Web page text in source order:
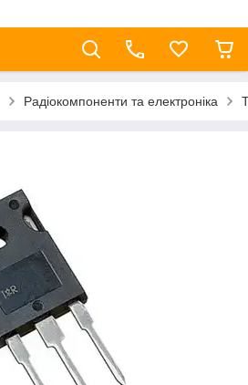
Радіокомпоненти та електроніка